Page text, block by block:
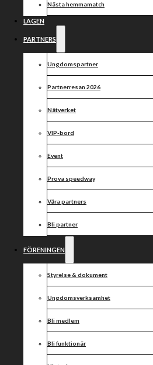
Nästa hemmamatch
LAGEN
PARTNERS
Ungdomspartner
Partnerresan 2026
Nätverket
VIP-bord
Event
Prova speedway
Våra partners
Bli partner
FÖRENINGEN
Styrelse & dokument
Ungdomsverksamhet
Bli medlem
Bli funktionär
Vi tar nästa
steg –
välkomnar
Mattias
Carlsson